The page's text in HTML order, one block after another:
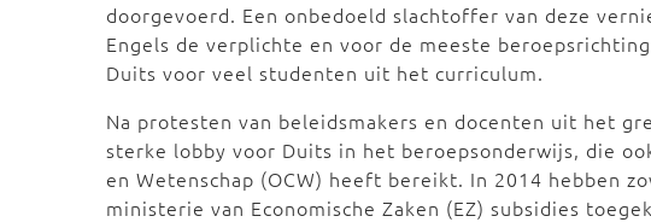
doorgevoerd. Een onbedoeld slachtoffer van deze
Engels de verplichte en voor de meeste
Duits voor veel studenten uit het curriculum.
Na protesten van beleidsmakers en docenten uit het
sterke lobby voor Duits in het beroepsonderwijs, die
en Wetenschap (OCW) heeft bereikt. In 2014 hebben
ministerie van Economische Zaken (EZ) subsidies